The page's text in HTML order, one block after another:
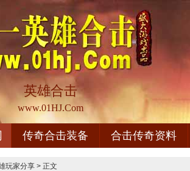
英雄合击
www.01HJ.Com
传奇合击装备 合击传奇资料
玩家分享 > 正文